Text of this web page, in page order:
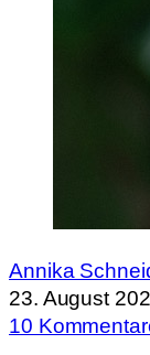
Annika
23. August
10